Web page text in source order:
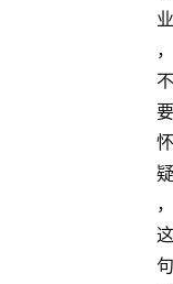
业
，
不
要
怀
疑
，
这
句